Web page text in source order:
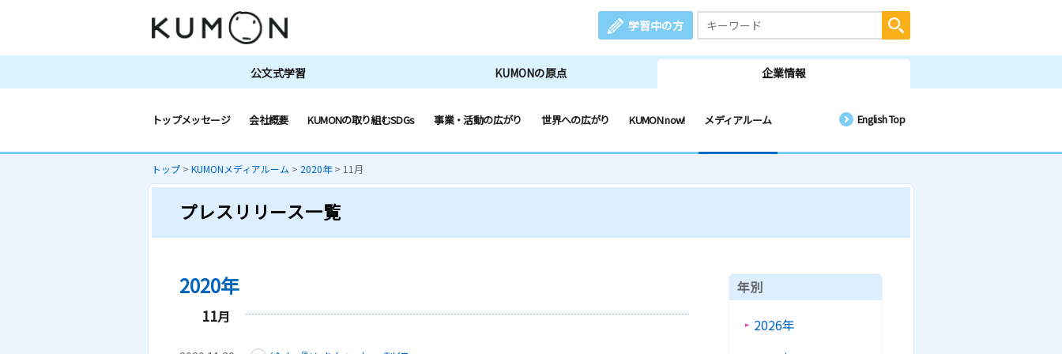
学習中の方
公文式学習 KUMONの原点 企業情報
トップメッセージ 会社概要 KUMONの取り組むSDGs 事業・活動の広がり 世界への広がり KUMON now! メディアルーム English Top
トップ > KUMONメディアルーム > 2020年> 11月
プレスリリース一覧
2020年
11月
年別
2026年